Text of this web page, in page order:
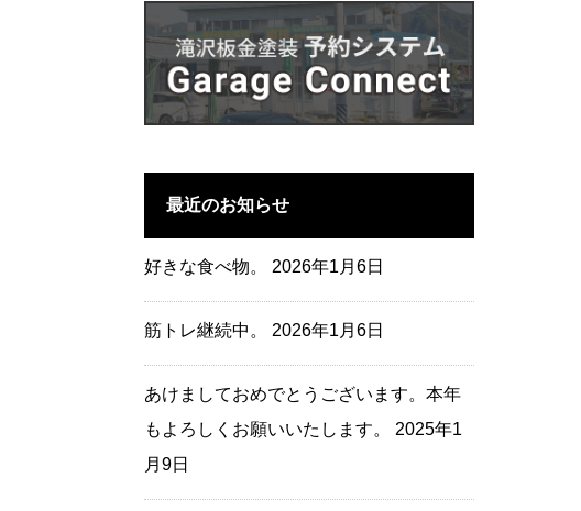
車両販売(新車・中古車)
ATFオイル・CVTオイル レンタカー
最近のお知らせ
好きな食べ物。 2026年1月6日
筋トレ継続中。 2026年1月6日
あけましておめでとうございます。本年
もよろしくお願いいたします。
2025年1
月9日